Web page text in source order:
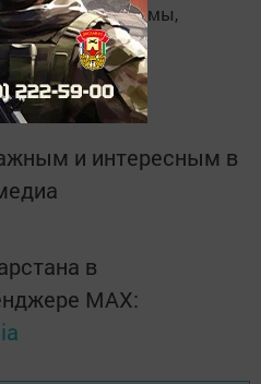
микроорганизмы,
отходах.
и интересным в
в
MАХ: